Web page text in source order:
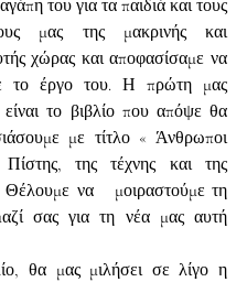
του για τα παιδιά και τους
μας της μακρινής και
χώρας και αποφασίσαμε να
το έργο του. Η πρώτη μας
το βιβλίο που απόψε θα
με τίτλο « Άνθρωποι
της τέχνης και της
Θέλουμε να   μοιραστούμε τη
σας για τη νέα μας αυτή
θα μας μιλήσει σε λίγο η